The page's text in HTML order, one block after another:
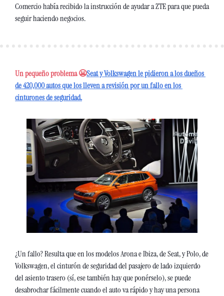
Comercio había recibido la instrucción de ayudar a ZTE para que pueda
seguir haciendo negocios.
Un pequeño problema 😬Seat y Volkswagen le pidieron a los dueños
de 420,000 autos que los lleven a revisión por un fallo en los
cinturones de seguridad.
¿Un fallo? Resulta que en los modelos Arona e Ibiza, de Seat, y Polo, de
Volkswagen, el cinturón de seguridad del pasajero de lado izquierdo
del asiento trasero (sí, ese también hay que ponérselo), se puede
desabrochar fácilmente cuando el auto va rápido y hay una persona